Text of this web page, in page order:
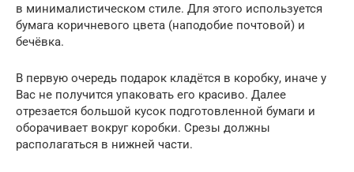
в минималистическом стиле. Для этого используется
бумага коричневого цвета (наподобие почтовой) и
бечёвка.
В первую очередь подарок кладётся в коробку, иначе у
Вас не получится упаковать его красиво. Далее
отрезается большой кусок подготовленной бумаги и
оборачивает вокруг коробки. Срезы должны
располагаться в нижней части.